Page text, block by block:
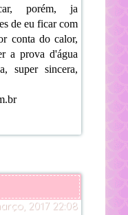
porém, ja
de eu ficar com
conta do calor,
a prova d'água
super sincera,
2017 22:08